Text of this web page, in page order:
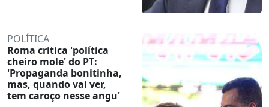
POLÍTICA
Roma critica 'política
cheiro mole' do PT:
'Propaganda bonitinha,
mas, quando vai ver,
tem caroço nesse angu'